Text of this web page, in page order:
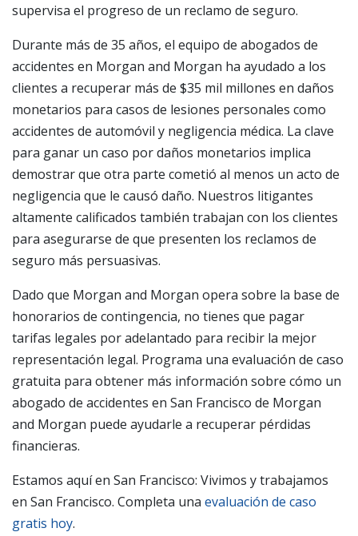
supervisa el progreso de un reclamo de seguro.
Durante más de 35 años, el equipo de abogados de
accidentes en Morgan and Morgan ha ayudado a los
clientes a recuperar más de $35 mil millones en daños
monetarios para casos de lesiones personales como
accidentes de automóvil y negligencia médica. La clave
para ganar un caso por daños monetarios implica
demostrar que otra parte cometió al menos un acto de
negligencia que le causó daño. Nuestros litigantes
altamente calificados también trabajan con los clientes
para asegurarse de que presenten los reclamos de
seguro más persuasivas.
Dado que Morgan and Morgan opera sobre la base de
honorarios de contingencia, no tienes que pagar
tarifas legales por adelantado para recibir la mejor
representación legal. Programa una evaluación de caso
gratuita para obtener más información sobre cómo un
abogado de accidentes en San Francisco de Morgan
and Morgan puede ayudarle a recuperar pérdidas
financieras.
Estamos aquí en San Francisco: Vivimos y trabajamos
en San Francisco. Completa una evaluación de caso
gratis hoy.